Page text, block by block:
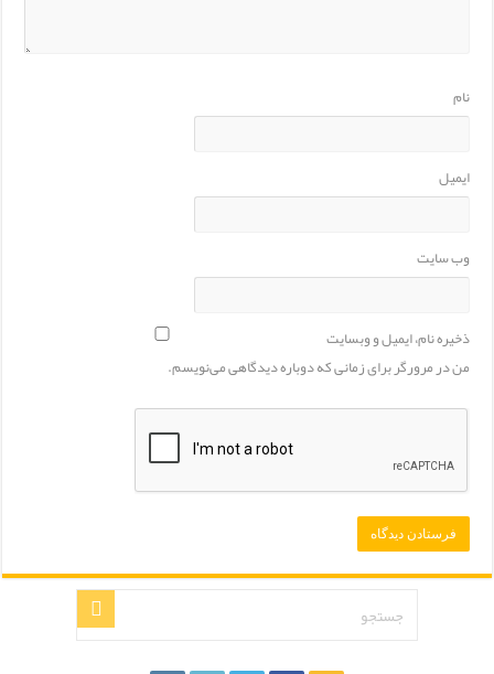
نام
ایمیل
وب‌ سایت
ذخیره نام، ایمیل و وبسایت
من در مرورگر برای زمانی که دوباره دیدگاهی می‌نویسم.